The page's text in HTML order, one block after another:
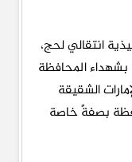
انتقالي لحج،
بشهداء المحافظة
الشقيقة
بصفةً خاصة